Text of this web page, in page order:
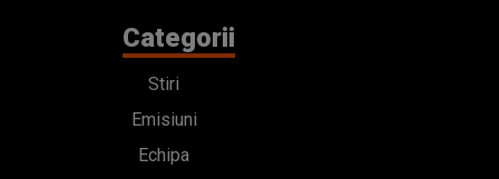
Categorii
Stiri
Emisiuni
Echipa